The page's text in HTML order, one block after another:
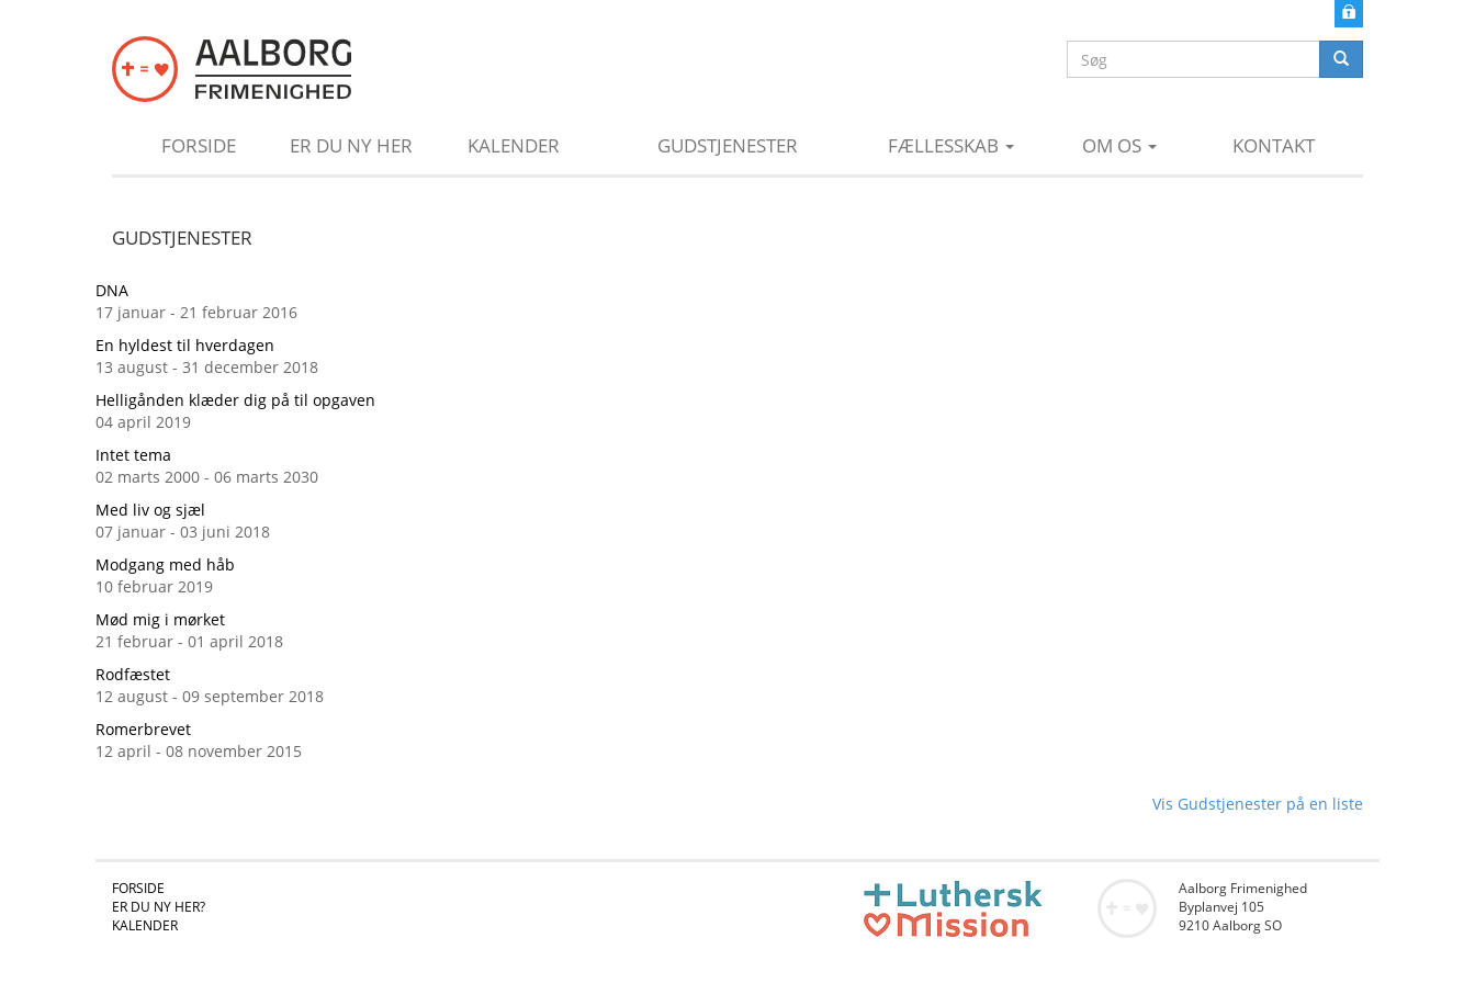
Søgefelt
FORSIDE ER DU NY HER KALENDER GUDSTJENESTER FÆLLESSKAB OM OS KONTAKT
GUDSTJENESTER
DNA
17 januar - 21 februar 2016
En hyldest til hverdagen
13 august - 31 december 2018
Helligånden klæder dig på til opgaven
04 april 2019
Intet tema
02 marts 2000 - 06 marts 2030
Med liv og sjæl
07 januar - 03 juni 2018
Modgang med håb
10 februar 2019
Mød mig i mørket
21 februar - 01 april 2018
Rodfæstet
12 august - 09 september 2018
Romerbrevet
12 april - 08 november 2015
Vis Gudstjenester på en liste
FORSIDE
ER DU NY HER?
KALENDER
Aalborg Frimenighed
Byplanvej 105
9210 Aalborg SO